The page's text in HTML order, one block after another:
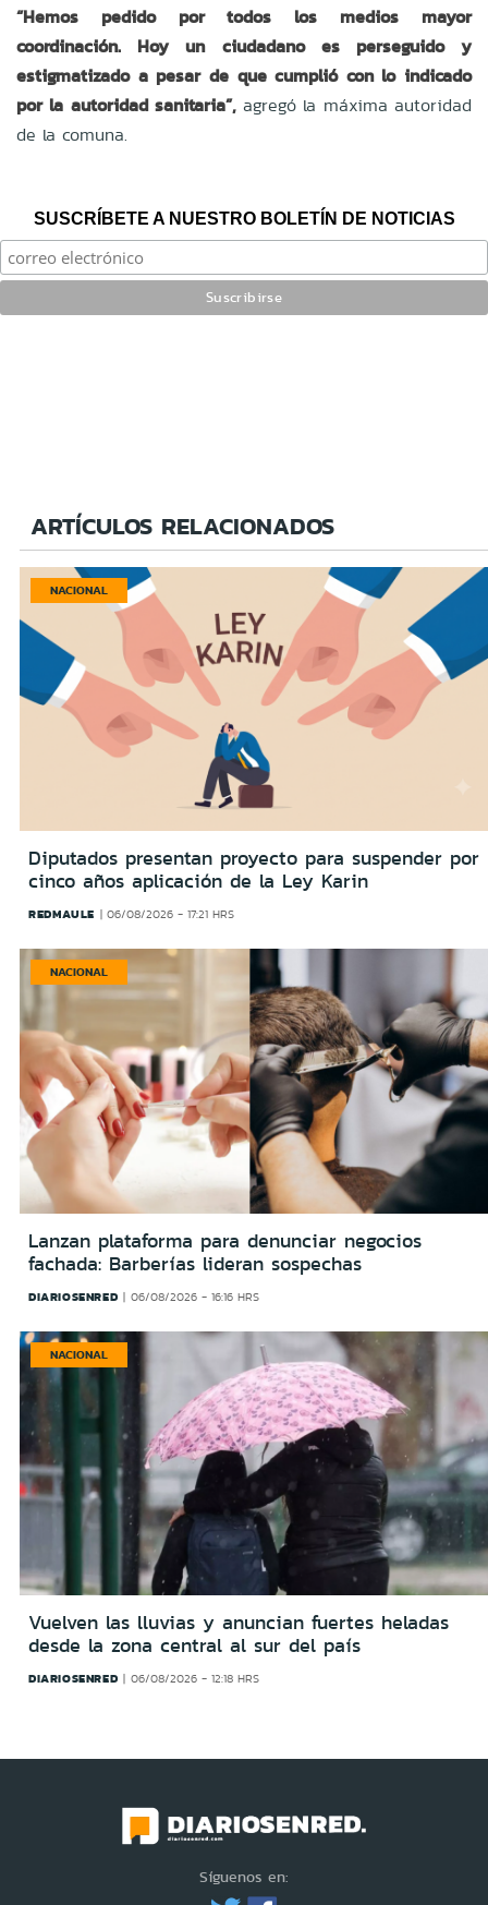
“Hemos pedido por todos los medios mayor
coordinación. Hoy un ciudadano es perseguido y
estigmatizado a pesar de que cumplió con lo indicado
por la autoridad sanitaria”,agregó la máxima autoridad
de la comuna.
SUSCRÍBETE A NUESTRO BOLETÍN DE NOTICIAS
ARTÍCULOS RELACIONADOS
NACIONAL
Diputados presentan proyecto para suspender por
cinco años aplicación de la Ley Karin
REDMAULE 06/08/2026 - 17:21 HRS
NACIONAL
Lanzan plataforma para denunciar negocios
fachada: Barberías lideran sospechas
DIARIOSENRED 06/08/2026 - 16:16 HRS
NACIONAL
Vuelven las lluvias y anuncian fuertes heladas
desde la zona central al sur del país
DIARIOSENRED 06/08/2026 - 12:18 HRS
Síguenos en: